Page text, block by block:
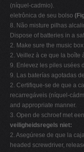
(níquel-cadmio).
eletrônica de seu bolso
8. Não misture pilhas
Dispose of batteries in a
2. Make sure the music
2. Veillez à ce que la boîte
9. Enlevez les piles usées
9. Las baterías agotadas
2. Certifique-se de que a
recarregáveis (níquel-
and appropriate manner.
3. Open de schroef met
veiligheidsregels niet:
2. Asegúrese de que la
headed screwdriver,